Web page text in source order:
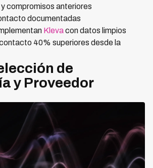
compromisos anteriores
documentadas
Klevacon datos limpios
40% superiores desde la
de
y Proveedor